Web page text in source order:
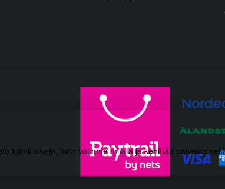
toimii oikein, jotta voimme mitata ja kehittää palvelua